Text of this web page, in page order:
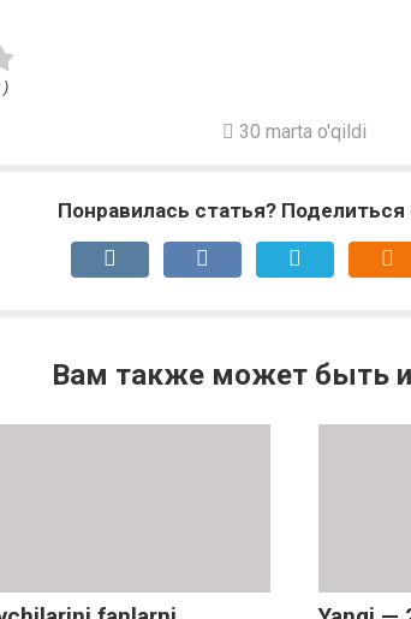
)
30 marta o'qildi
Понравилась статья?
Вам также может быть